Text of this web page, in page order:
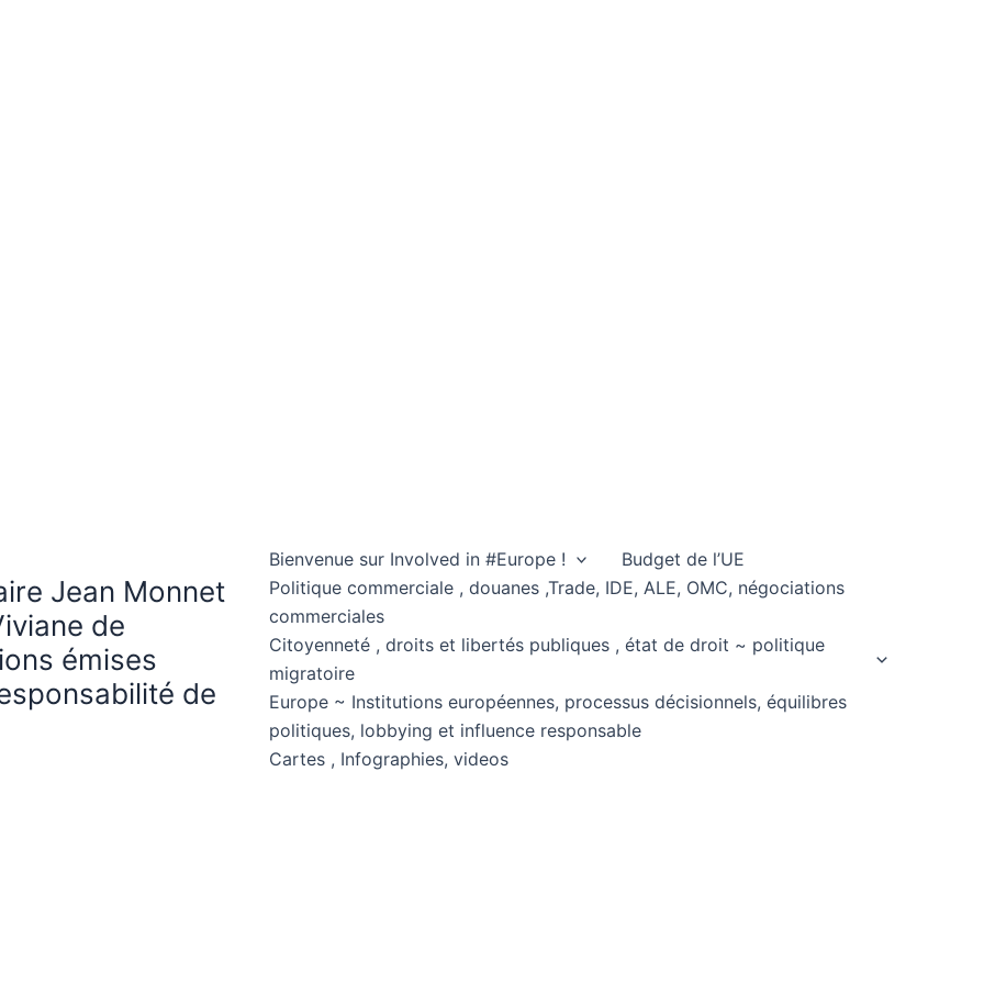
Jean Monnet
de
émises
de
Bienvenue sur Involved in #Europe !
Budget de l’UE
Politique commerciale , douanes ,Trade, IDE, ALE, OMC, négociations
commerciales
Citoyenneté , droits et libertés publiques , état de droit ~ politique
migratoire
Europe ~ Institutions européennes, processus décisionnels, équilibres
politiques, lobbying et influence responsable
Cartes , Infographies, videos